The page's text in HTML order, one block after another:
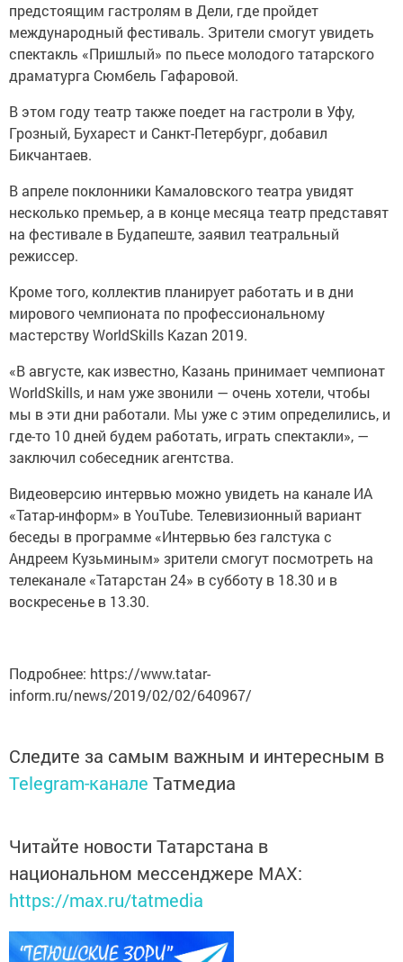
предстоящим гастролям в Дели, где пройдет
международный фестиваль. Зрители смогут увидеть
спектакль «Пришлый» по пьесе молодого татарского
драматурга Сюмбель Гафаровой.
В этом году театр также поедет на гастроли в Уфу,
Грозный, Бухарест и Санкт-Петербург, добавил
Бикчантаев.
В апреле поклонники Камаловского театра увидят
несколько премьер, а в конце месяца театр представят
на фестивале в Будапеште, заявил театральный
режиссер.
Кроме того, коллектив планирует работать и в дни
мирового чемпионата по профессиональному
мастерству WorldSkills Kazan 2019.
«В августе, как известно, Казань принимает чемпионат
WorldSkills, и нам уже звонили — очень хотели, чтобы
мы в эти дни работали. Мы уже с этим определились, и
где-то 10 дней будем работать, играть спектакли», —
заключил собеседник агентства.
Видеоверсию интервью можно увидеть на канале ИА
«Татар-информ» в YouTube. Телевизионный вариант
беседы в программе «Интервью без галстука с
Андреем Кузьминым» зрители смогут посмотреть на
телеканале «Татарстан 24» в субботу в 18.30 и в
воскресенье в 13.30.
Подробнее: https://www.tatar-
inform.ru/news/2019/02/02/640967/
Следите за самым важным и интересным в
Telegram-канале Татмедиа
Читайте новости Татарстана в
национальном мессенджере MАХ:
https://max.ru/tatmedia